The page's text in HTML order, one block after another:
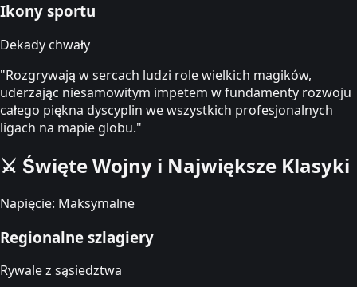
Ikony sportu
Dekady chwały
"Rozgrywają w sercach ludzi role wielkich magików,
uderzając niesamowitym impetem w fundamenty rozwoju
całego piękna dyscyplin we wszystkich profesjonalnych
ligach na mapie globu."
⚔️ Święte Wojny i Największe Klasyki
Napięcie: Maksymalne
Regionalne szlagiery
Rywale z sąsiedztwa